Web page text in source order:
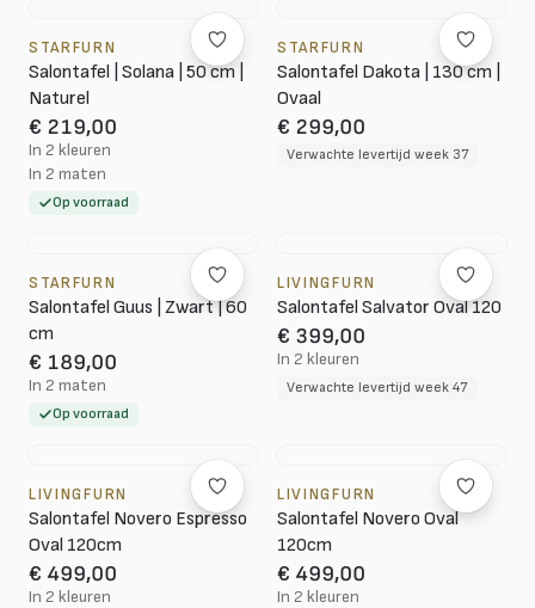
STARFURN
Salontafel | Solana | 50 cm |
Naturel
€ 219,00
In 2 kleuren
In 2 maten
Op voorraad
STARFURN
Salontafel Dakota | 130 cm |
Ovaal
€ 299,00
Verwachte levertijd week 37
STARFURN
Salontafel Guus | Zwart | 60
cm
€ 189,00
In 2 maten
Op voorraad
LIVINGFURN
Salontafel Salvator Oval 120
€ 399,00
In 2 kleuren
Verwachte levertijd week 47
LIVINGFURN
Salontafel Novero Espresso
Oval 120cm
€ 499,00
In 2 kleuren
LIVINGFURN
Salontafel Novero Oval
120cm
€ 499,00
In 2 kleuren